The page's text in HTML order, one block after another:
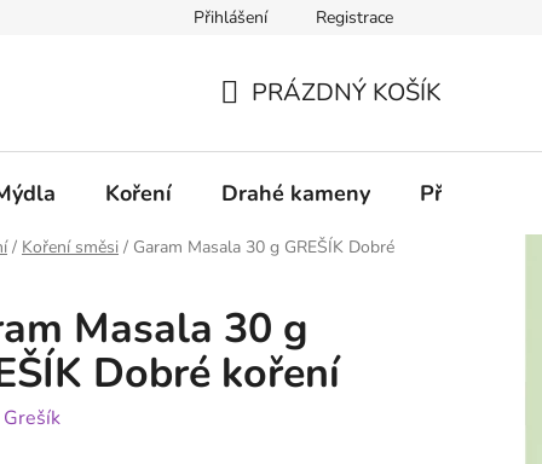
Přihlášení Registrace
KOŠÍK
PRÁZDNÝ KOŠÍK
Koření Drahé kameny
/ Koření směsi / Garam Masala 30 g GREŠÍK Dobré
Masala 30 g
Dobré koření
Grešík